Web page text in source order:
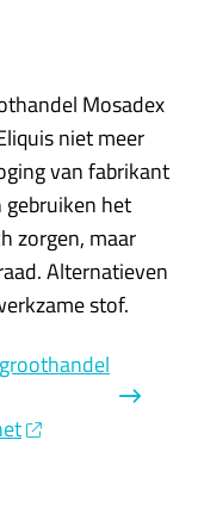
Mosadex
niet meer
van fabrikant
het
zorgen, maar
Alternatieven
stof.